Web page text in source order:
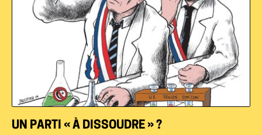
UN PARTI « À DISSOUDRE » ?